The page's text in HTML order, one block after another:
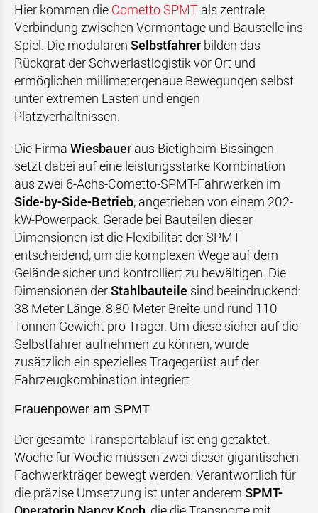
Hier kommen die Cometto SPMT als zentrale
Verbindung zwischen Vormontage und Baustelle ins
Spiel. Die modularen Selbstfahrer bilden das
Rückgrat der Schwerlastlogistik vor Ort und
ermöglichen millimetergenaue Bewegungen selbst
unter extremen Lasten und engen
Platzverhältnissen.
Die Firma Wiesbauer aus Bietigheim-Bissingen
setzt dabei auf eine leistungsstarke Kombination
aus zwei 6-Achs-Cometto-SPMT-Fahrwerken im
Side-by-Side-Betrieb, angetrieben von einem 202-
kW-Powerpack. Gerade bei Bauteilen dieser
Dimensionen ist die Flexibilität der SPMT
entscheidend, um die komplexen Wege auf dem
Gelände sicher und kontrolliert zu bewältigen. Die
Dimensionen derStahlbauteile sind beeindruckend:
38 Meter Länge, 8,80 Meter Breite und rund 110
Tonnen Gewicht pro Träger. Um diese sicher auf die
Selbstfahrer aufnehmen zu können, wurde
zusätzlich ein spezielles Tragegerüst auf der
Fahrzeugkombination integriert.
Frauenpower am SPMT
Der gesamte Transportablauf ist eng getaktet.
Woche für Woche müssen zwei dieser gigantischen
Fachwerkträger bewegt werden. Verantwortlich für
die präzise Umsetzung ist unter anderem SPMT-